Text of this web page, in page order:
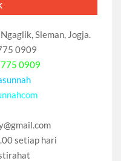
Sleman, Jogja.
0909
0909
setiap hari